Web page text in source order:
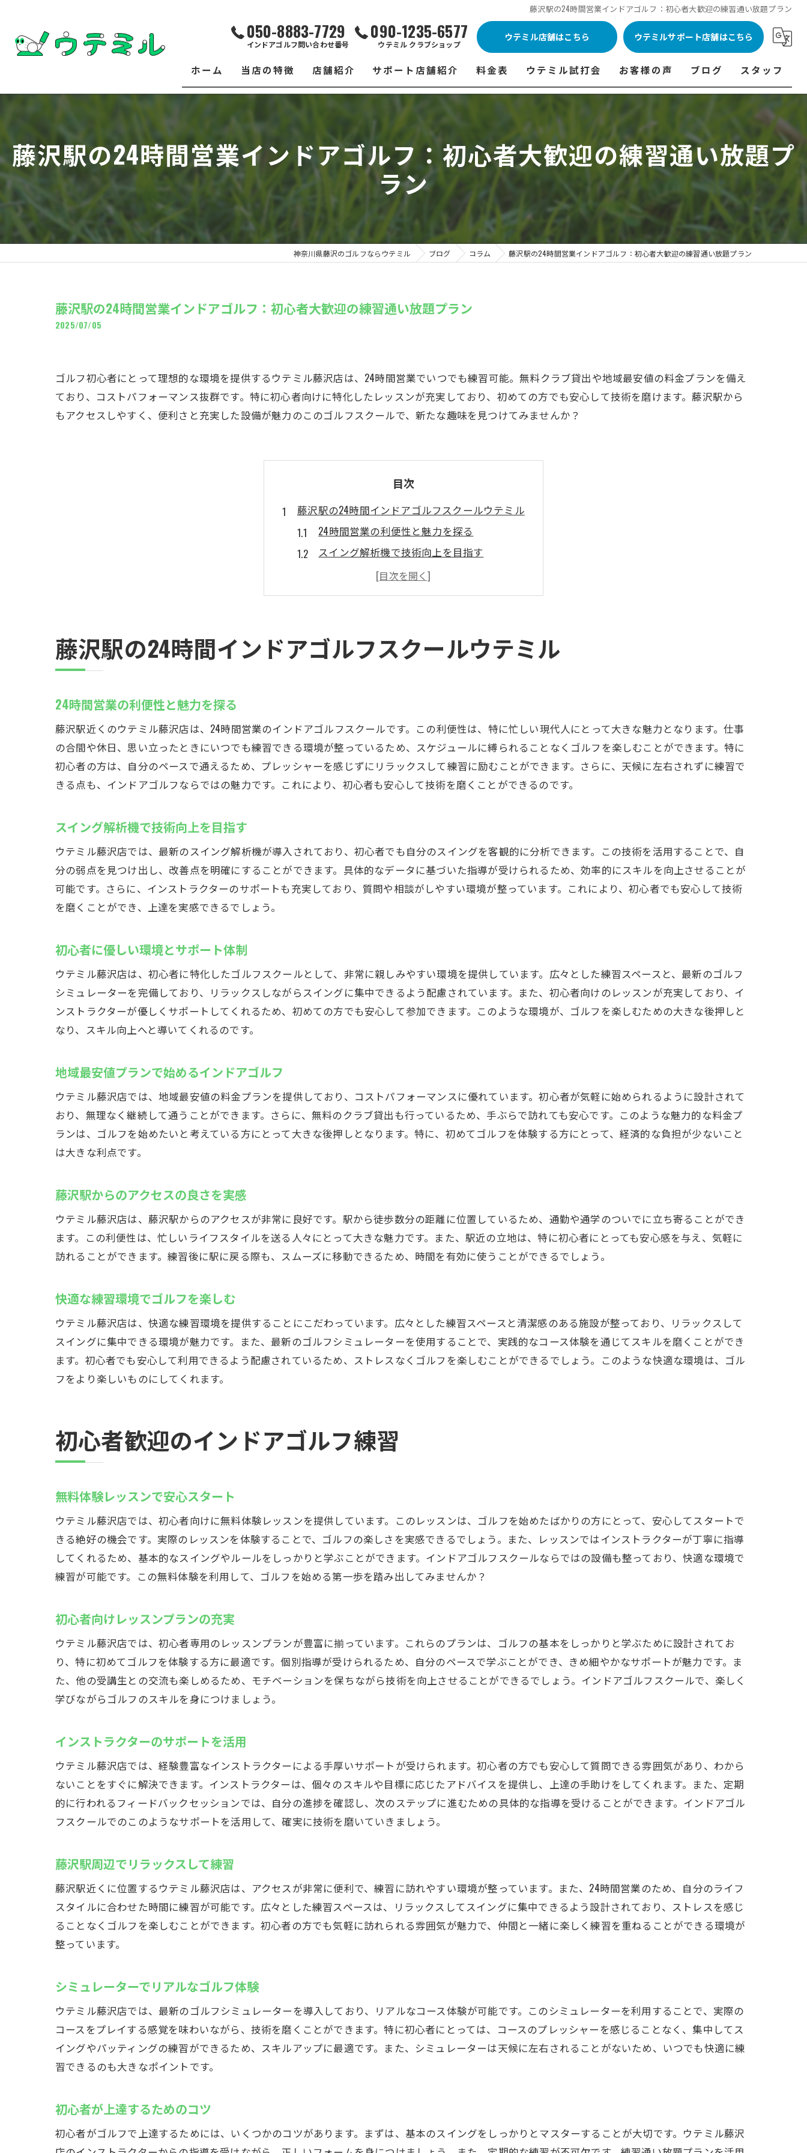
藤沢駅の24時間営業インドアゴルフ：初心者大歓迎の練習通い放題プラン
050-8883-7729
インドアゴルフ問い合わせ番号
090-1235-6577
ウテミル クラブショップ
ウテミル店舗はこちら ウテミルサポート店舗はこちら
ホーム 当店の特徴
練習場
フィッティング
クラブショップ
店舗紹介
ウテミル 浦安駅前店
市原インドアゴルフ
ウテミルスクール高崎店
サポート店舗紹介
シミュレーションゴルフ Caddy
スズヨンゴルフクラブ(SUZU4-GOLFCLUB)
料金表
浦安駅前店 料金表
市原インドアゴルフ 料金表
ウテミルスクール高崎店 料金表
サポート店舗 料金表
シミュレーションゴルフ Caddy 料金表
ウテミル試打会
ウテミル試打会とは・・・
ウテミル試打会日程
フィッテイング・試打会 商品ラインナップ一覧
よくある質問
試打会開催受付
お客様の声
フィッテイング・試打会参加者の声
ブログ スタッフ
代表あいさつ
藤沢駅の24時間営業インドアゴルフ：初心者大歓迎の練習通い放題プ
ラン
神奈川県藤沢のゴルフならウテミル ブログ コラム 藤沢駅の24時間営業インドアゴルフ：初心者大歓迎の練習通い放題プラン
藤沢駅の24時間営業インドアゴルフ：初心者大歓迎の練習通い放題プラン
2025/07/05
ゴルフ初心者にとって理想的な環境を提供するウテミル藤沢店は、24時間営業でいつでも練習可能。無料クラブ貸出や地域最安値の料金プランを備え
ており、コストパフォーマンス抜群です。特に初心者向けに特化したレッスンが充実しており、初めての方でも安心して技術を磨けます。藤沢駅から
もアクセスしやすく、便利さと充実した設備が魅力のこのゴルフスクールで、新たな趣味を見つけてみませんか？
目次
藤沢駅の24時間インドアゴルフスクールウテミル
24時間営業の利便性と魅力を探る
スイング解析機で技術向上を目指す
初心者に優しい環境とサポート体制
地域最安値プランで始めるインドアゴルフ
快適な練習環境でゴルフを楽しむ
初心者歓迎のインドアゴルフ練習
インストラクターのサポートを活用
藤沢駅周辺でリラックスして練習
シミュレーターでリアルなゴルフ体験
初心者が上達するためのコツ
通いやすい立地とセキュリティ
夜間でも安心して練習できる施設
藤沢市で24時間営業の魅力を体感
アクセス便利なロケーションが魅力
駅チカで効率的な練習時間を確保
快適な施設で集中したゴルフ練習
初心者向けのインドアゴルフレッスン
初めてのゴルフでも大丈夫な理由
インストラクターの丁寧な指導
上達を実感するための練習法
藤沢のインドアゴルフ通い放題プラン
無制限に練習できるお得なプラン
ゴルフ愛好者に嬉しい通い放題
藤沢駅から通いやすい立地が魅力
藤沢で必要なゴルフスキルを磨く
初心者でも安心して使える環境
ゴルフをもっと楽しむための施設
藤沢駅前のインドアゴルフ施設紹介
最新設備が揃うインドアゴルフ場
藤沢駅前の便利な立地を活用
ゴルフスキル向上のための施設紹介
藤沢で新しい趣味を見つける場所
藤沢駅の24時間インドアゴルフスクールウテミル
24時間営業の利便性と魅力を探る
藤沢駅近くのウテミル藤沢店は、24時間営業のインドアゴルフスクールです。この利便性は、特に忙しい現代人にとって大きな魅力となります。仕事
の合間や休日、思い立ったときにいつでも練習できる環境が整っているため、スケジュールに縛られることなくゴルフを楽しむことができます。特に
初心者の方は、自分のペースで通えるため、プレッシャーを感じずにリラックスして練習に励むことができます。さらに、天候に左右されずに練習で
きる点も、インドアゴルフならではの魅力です。これにより、初心者も安心して技術を磨くことができるのです。
スイング解析機で技術向上を目指す
ウテミル藤沢店では、最新のスイング解析機が導入されており、初心者でも自分のスイングを客観的に分析できます。この技術を活用することで、自
分の弱点を見つけ出し、改善点を明確にすることができます。具体的なデータに基づいた指導が受けられるため、効率的にスキルを向上させることが
可能です。さらに、インストラクターのサポートも充実しており、質問や相談がしやすい環境が整っています。これにより、初心者でも安心して技術
を磨くことができ、上達を実感できるでしょう。
初心者に優しい環境とサポート体制
ウテミル藤沢店は、初心者に特化したゴルフスクールとして、非常に親しみやすい環境を提供しています。広々とした練習スペースと、最新のゴルフ
シミュレーターを完備しており、リラックスしながらスイングに集中できるよう配慮されています。また、初心者向けのレッスンが充実しており、イ
ンストラクターが優しくサポートしてくれるため、初めての方でも安心して参加できます。このような環境が、ゴルフを楽しむための大きな後押しと
なり、スキル向上へと導いてくれるのです。
地域最安値プランで始めるインドアゴルフ
ウテミル藤沢店では、地域最安値の料金プランを提供しており、コストパフォーマンスに優れています。初心者が気軽に始められるように設計されて
おり、無理なく継続して通うことができます。さらに、無料のクラブ貸出も行っているため、手ぶらで訪れても安心です。このような魅力的な料金プ
ランは、ゴルフを始めたいと考えている方にとって大きな後押しとなります。特に、初めてゴルフを体験する方にとって、経済的な負担が少ないこと
は大きな利点です。
藤沢駅からのアクセスの良さを実感
ウテミル藤沢店は、藤沢駅からのアクセスが非常に良好です。駅から徒歩数分の距離に位置しているため、通勤や通学のついでに立ち寄ることができ
ます。この利便性は、忙しいライフスタイルを送る人々にとって大きな魅力です。また、駅近の立地は、特に初心者にとっても安心感を与え、気軽に
訪れることができます。練習後に駅に戻る際も、スムーズに移動できるため、時間を有効に使うことができるでしょう。
快適な練習環境でゴルフを楽しむ
ウテミル藤沢店は、快適な練習環境を提供することにこだわっています。広々とした練習スペースと清潔感のある施設が整っており、リラックスして
スイングに集中できる環境が魅力です。また、最新のゴルフシミュレーターを使用することで、実践的なコース体験を通じてスキルを磨くことができ
ます。初心者でも安心して利用できるよう配慮されているため、ストレスなくゴルフを楽しむことができるでしょう。このような快適な環境は、ゴル
フをより楽しいものにしてくれます。
初心者歓迎のインドアゴルフ練習
無料体験レッスンで安心スタート
ウテミル藤沢店では、初心者向けに無料体験レッスンを提供しています。このレッスンは、ゴルフを始めたばかりの方にとって、安心してスタートで
きる絶好の機会です。実際のレッスンを体験することで、ゴルフの楽しさを実感できるでしょう。また、レッスンではインストラクターが丁寧に指導
してくれるため、基本的なスイングやルールをしっかりと学ぶことができます。インドアゴルフスクールならではの設備も整っており、快適な環境で
練習が可能です。この無料体験を利用して、ゴルフを始める第一歩を踏み出してみませんか？
初心者向けレッスンプランの充実
ウテミル藤沢店では、初心者専用のレッスンプランが豊富に揃っています。これらのプランは、ゴルフの基本をしっかりと学ぶために設計されてお
り、特に初めてゴルフを体験する方に最適です。個別指導が受けられるため、自分のペースで学ぶことができ、きめ細やかなサポートが魅力です。ま
た、他の受講生との交流も楽しめるため、モチベーションを保ちながら技術を向上させることができるでしょう。インドアゴルフスクールで、楽しく
学びながらゴルフのスキルを身につけましょう。
インストラクターのサポートを活用
ウテミル藤沢店では、経験豊富なインストラクターによる手厚いサポートが受けられます。初心者の方でも安心して質問できる雰囲気があり、わから
ないことをすぐに解決できます。インストラクターは、個々のスキルや目標に応じたアドバイスを提供し、上達の手助けをしてくれます。また、定期
的に行われるフィードバックセッションでは、自分の進捗を確認し、次のステップに進むための具体的な指導を受けることができます。インドアゴル
フスクールでのこのようなサポートを活用して、確実に技術を磨いていきましょう。
藤沢駅周辺でリラックスして練習
藤沢駅近くに位置するウテミル藤沢店は、アクセスが非常に便利で、練習に訪れやすい環境が整っています。また、24時間営業のため、自分のライフ
スタイルに合わせた時間に練習が可能です。広々とした練習スペースは、リラックスしてスイングに集中できるよう設計されており、ストレスを感じ
ることなくゴルフを楽しむことができます。初心者の方でも気軽に訪れられる雰囲気が魅力で、仲間と一緒に楽しく練習を重ねることができる環境が
整っています。
シミュレーターでリアルなゴルフ体験
ウテミル藤沢店では、最新のゴルフシミュレーターを導入しており、リアルなコース体験が可能です。このシミュレーターを利用することで、実際の
コースをプレイする感覚を味わいながら、技術を磨くことができます。特に初心者にとっては、コースのプレッシャーを感じることなく、集中してス
イングやパッティングの練習ができるため、スキルアップに最適です。また、シミュレーターは天候に左右されることがないため、いつでも快適に練
習できるのも大きなポイントです。
初心者が上達するためのコツ
初心者がゴルフで上達するためには、いくつかのコツがあります。まずは、基本のスイングをしっかりとマスターすることが大切です。ウテミル藤沢